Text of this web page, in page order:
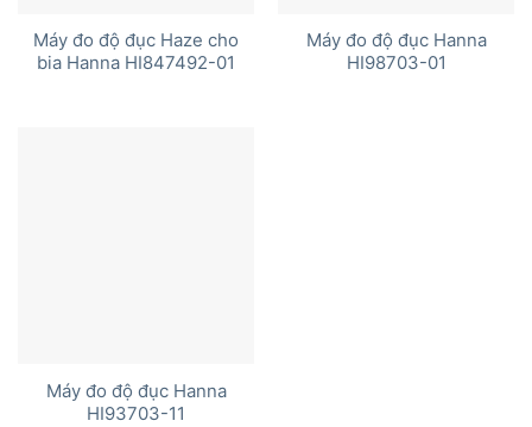
Máy đo độ đục Haze cho
bia Hanna HI847492-01
Máy đo độ đục Hanna
HI98703-01
Máy đo độ đục Hanna
HI93703-11